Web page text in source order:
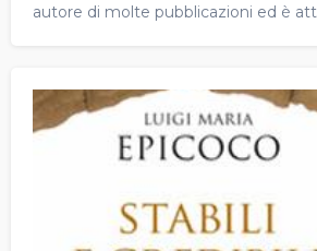
autore di molte pubblicazioni ed è